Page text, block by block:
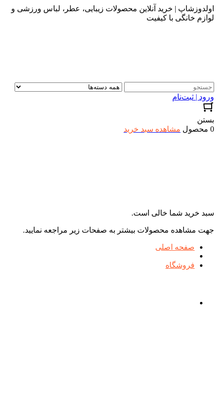
اولدوزشاپ | خرید آنلاین محصولات زیبایی، عطر، لباس ورزشی و
لوازم خانگی با کیفیت
ورود | ثبت‌نام
بستن
0 محصول
مشاهده سبد خرید
سبد خرید شما خالی است.
جهت مشاهده محصولات بیشتر به صفحات زیر مراجعه نمایید.
صفحه اصلی
فروشگاه